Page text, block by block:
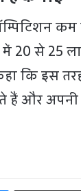
20 से 25
कि इस
हैं और